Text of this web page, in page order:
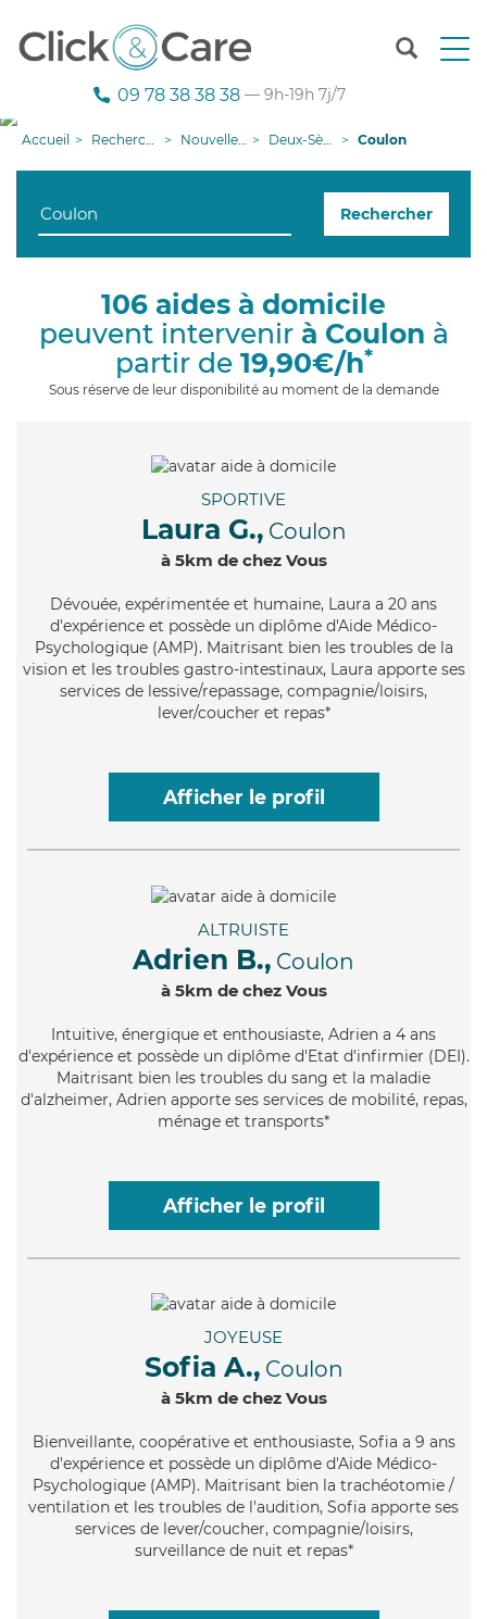
T
n
g
09 78 38 38 38 — 9h-19h 7j/7
Accueil Recherche aide à domicile Nouvelle-Aquitaine Deux-Sèvres Coulon
Rechercher
106 aides à domicile
peuvent intervenir à Coulon à
partir de 19,90€/h*
Sous réserve de leur disponibilité au moment de la demande
SPORTIVE
Laura G., Coulon
à 5km de chez Vous
Dévouée, expérimentée et humaine, Laura a 20 ans
d'expérience et possède un diplôme d'Aide Médico-
Psychologique (AMP). Maitrisant bien les troubles de la
vision et les troubles gastro-intestinaux, Laura apporte ses
services de lessive/repassage, compagnie/loisirs,
lever/coucher et repas*
Afficher le profil
ALTRUISTE
Adrien B., Coulon
à 5km de chez Vous
Intuitive, énergique et enthousiaste, Adrien a 4 ans
d'expérience et possède un diplôme d'Etat d'infirmier (DEI).
Maitrisant bien les troubles du sang et la maladie
d'alzheimer, Adrien apporte ses services de mobilité, repas,
ménage et transports*
Afficher le profil
JOYEUSE
Sofia A., Coulon
à 5km de chez Vous
Bienveillante, coopérative et enthousiaste, Sofia a 9 ans
d'expérience et possède un diplôme d'Aide Médico-
Psychologique (AMP). Maitrisant bien la trachéotomie /
ventilation et les troubles de l'audition, Sofia apporte ses
services de lever/coucher, compagnie/loisirs,
surveillance de nuit et repas*